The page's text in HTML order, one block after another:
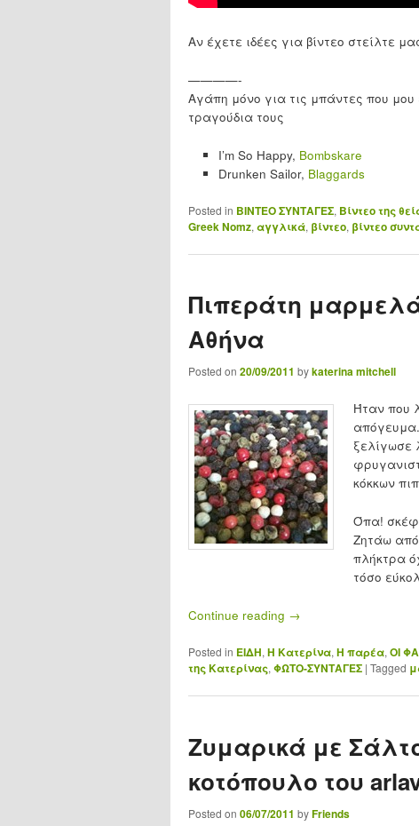
Αν έχετε ιδέες για βίντεο στείλτε
————-
Αγάπη μόνο για τις μπάντες που
τραγούδια τους
I’m So Happy, Bombskare
Drunken Sailor, Blaggards
Posted in ΒΙΝΤΕΟ ΣΥΝΤΑΓΕΣ, Βίντεο της
Greek Nomz, αγγλικά, βίντεο, βίντεο
Πιπεράτη
Αθήνα
Posted on 20/09/2011 bykaterina mitchell
Ήταν που
ξελίγωσε
κόκκων
Όπα!
Ζητάω
πλήκτρα
τόσο
Continue reading →
Posted in ΕΙΔΗ, Η Κατερίνα, Η παρέα, ΟΙ
της Κατερίνας, ΦΩΤΟ-ΣΥΝΤΑΓΕΣ | Tagged
Ζυμαρικά με
κοτόπουλο του
Posted on 06/07/2011 byFriends